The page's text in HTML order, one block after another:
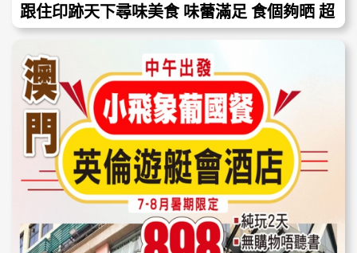
跟住印跡天下尋味美食 味蕾滿足 食個夠晒 超
高性價比 ！